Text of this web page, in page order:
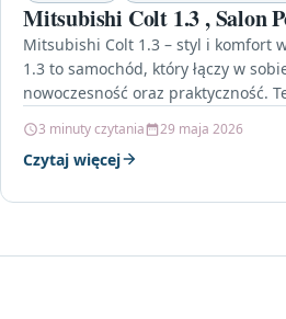
Mitsubishi Colt 1.3 , Salon
Mitsubishi Colt 1.3 – styl i komfort
1.3 to samochód, który łączy w
nowoczesność oraz praktyczność.
3 minuty czytania 29 maja 2026
Czytaj więcej